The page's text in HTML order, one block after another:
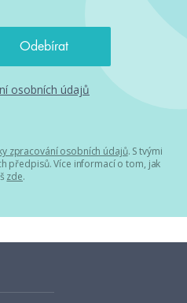
osobních údajů
zpracování osobních údajů. S tvými
předpisů. Více informací o tom, jak
zde.